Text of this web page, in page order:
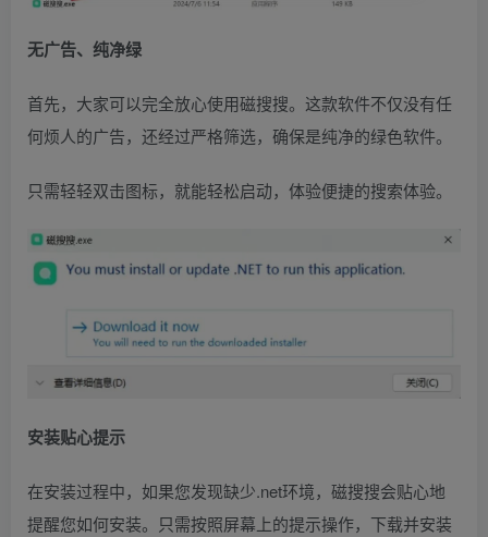
无广告、纯净绿
首先，大家可以完全放心使用磁搜搜。这款软件不仅没有任
何烦人的广告，还经过严格筛选，确保是纯净的绿色软件。
只需轻轻双击图标，就能轻松启动，体验便捷的搜索体验。
安装贴心提示
在安装过程中，如果您发现缺少.net环境，磁搜搜会贴心地
提醒您如何安装。只需按照屏幕上的提示操作，下载并安装